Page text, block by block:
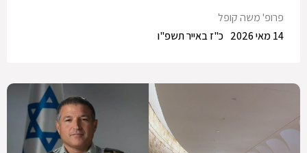
פרופ' משה קופל
כ"ז באייר תשפ"ו
14 מאי 2026